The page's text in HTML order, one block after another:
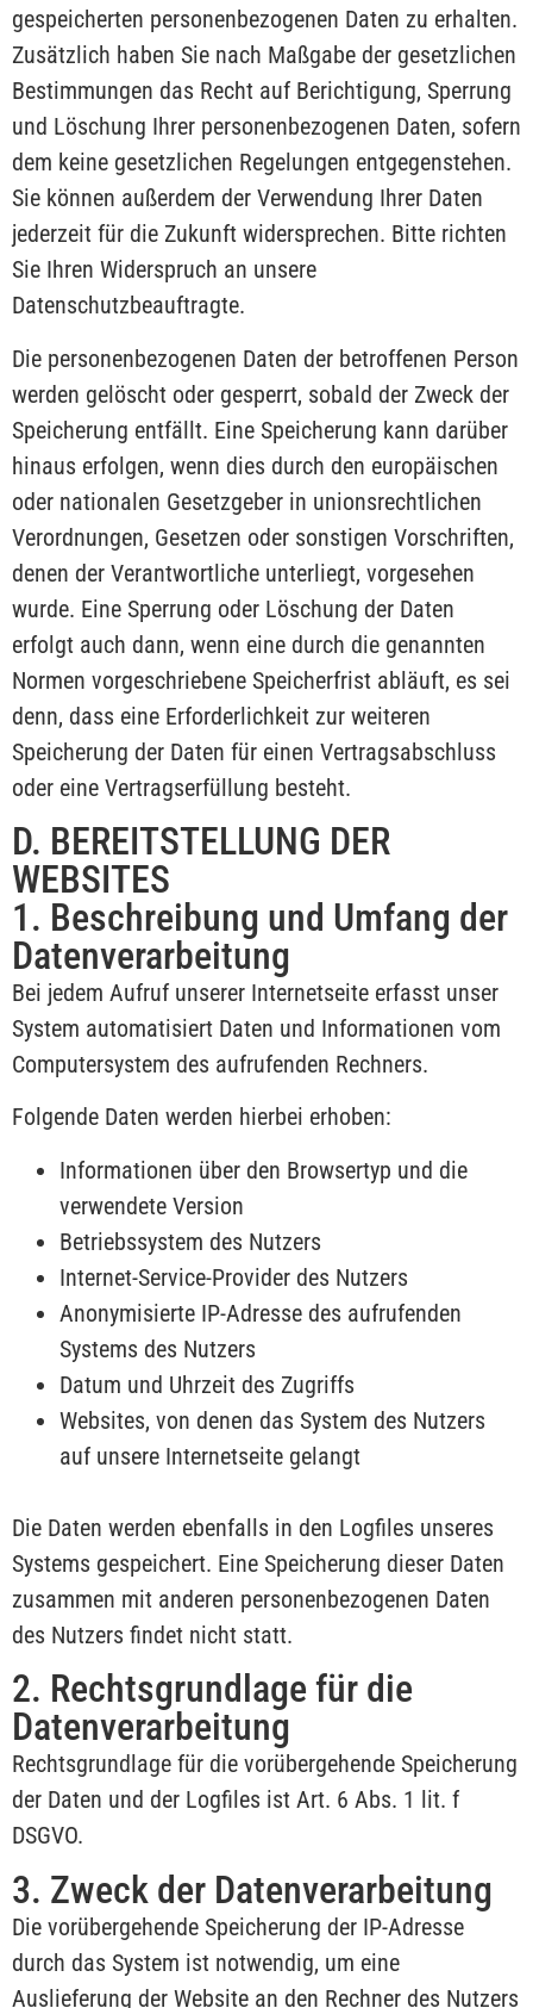
gespeicherten personenbezogenen Daten zu erhalten.
Zusätzlich haben Sie nach Maßgabe der gesetzlichen
Bestimmungen das Recht auf Berichtigung, Sperrung
und Löschung Ihrer personenbezogenen Daten, sofern
dem keine gesetzlichen Regelungen entgegenstehen.
Sie können außerdem der Verwendung Ihrer Daten
jederzeit für die Zukunft widersprechen. Bitte richten
Sie Ihren Widerspruch an unsere
Datenschutzbeauftragte.
Die personenbezogenen Daten der betroffenen Person
werden gelöscht oder gesperrt, sobald der Zweck der
Speicherung entfällt. Eine Speicherung kann darüber
hinaus erfolgen, wenn dies durch den europäischen
oder nationalen Gesetzgeber in unionsrechtlichen
Verordnungen, Gesetzen oder sonstigen Vorschriften,
denen der Verantwortliche unterliegt, vorgesehen
wurde. Eine Sperrung oder Löschung der Daten
erfolgt auch dann, wenn eine durch die genannten
Normen vorgeschriebene Speicherfrist abläuft, es sei
denn, dass eine Erforderlichkeit zur weiteren
Speicherung der Daten für einen Vertragsabschluss
oder eine Vertragserfüllung besteht.
D. BEREITSTELLUNG DER
WEBSITES
1. Beschreibung und Umfang der
Datenverarbeitung
Bei jedem Aufruf unserer Internetseite erfasst unser
System automatisiert Daten und Informationen vom
Computersystem des aufrufenden Rechners.
Folgende Daten werden hierbei erhoben:
Informationen über den Browsertyp und die
verwendete Version
Betriebssystem des Nutzers
Internet-Service-Provider des Nutzers
Anonymisierte IP-Adresse des aufrufenden
Systems des Nutzers
Datum und Uhrzeit des Zugriffs
Websites, von denen das System des Nutzers
auf unsere Internetseite gelangt
Die Daten werden ebenfalls in den Logfiles unseres
Systems gespeichert. Eine Speicherung dieser Daten
zusammen mit anderen personenbezogenen Daten
des Nutzers findet nicht statt.
2. Rechtsgrundlage für die
Datenverarbeitung
Rechtsgrundlage für die vorübergehende Speicherung
der Daten und der Logfiles ist Art. 6 Abs. 1 lit. f
DSGVO.
3. Zweck der Datenverarbeitung
Die vorübergehende Speicherung der IP-Adresse
durch das System ist notwendig, um eine
Auslieferung der Website an den Rechner des Nutzers